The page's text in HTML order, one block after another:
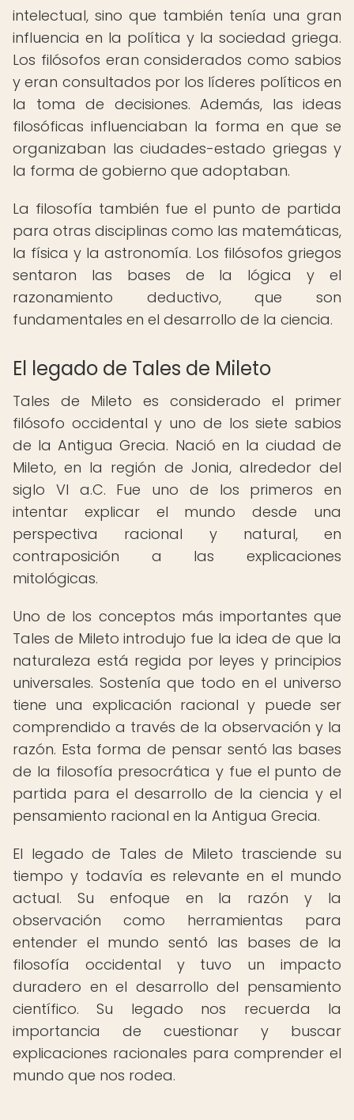
intelectual, sino que también tenía una gran
influencia en la política y la sociedad griega.
Los filósofos eran considerados como sabios
y eran consultados por los líderes políticos en
la toma de decisiones. Además, las ideas
filosóficas influenciaban la forma en que se
organizaban las ciudades-estado griegas y
la forma de gobierno que adoptaban.
La filosofía también fue el punto de partida
para otras disciplinas como las matemáticas,
la física y la astronomía. Los filósofos griegos
sentaron las bases de la lógica y el
razonamiento deductivo, que son
fundamentales en el desarrollo de la ciencia.
El legado de Tales de Mileto
Tales de Mileto es considerado el primer
filósofo occidental y uno de los siete sabios
de la Antigua Grecia. Nació en la ciudad de
Mileto, en la región de Jonia, alrededor del
siglo VI a.C. Fue uno de los primeros en
intentar explicar el mundo desde una
perspectiva racional y natural, en
contraposición a las explicaciones
mitológicas.
Uno de los conceptos más importantes que
Tales de Mileto introdujo fue la idea de que la
naturaleza está regida por leyes y principios
universales. Sostenía que todo en el universo
tiene una explicación racional y puede ser
comprendido a través de la observación y la
razón. Esta forma de pensar sentó las bases
de la filosofía presocrática y fue el punto de
partida para el desarrollo de la ciencia y el
pensamiento racional en la Antigua Grecia.
El legado de Tales de Mileto trasciende su
tiempo y todavía es relevante en el mundo
actual. Su enfoque en la razón y la
observación como herramientas para
entender el mundo sentó las bases de la
filosofía occidental y tuvo un impacto
duradero en el desarrollo del pensamiento
científico. Su legado nos recuerda la
importancia de cuestionar y buscar
explicaciones racionales para comprender el
mundo que nos rodea.